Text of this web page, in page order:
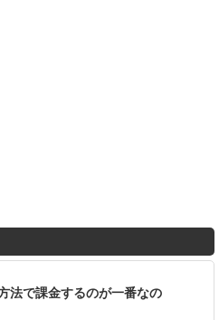
法で課金するのが一番なの